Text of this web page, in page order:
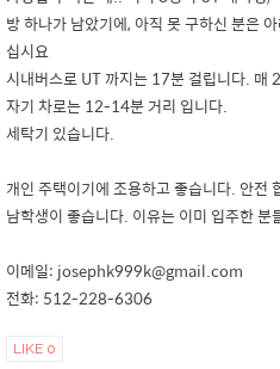
방 하나가 남았기에, 아직 못 구하신 분은
십시요
시내버스로 UT 까지는 17분 걸립니다. 매
자기 차로는 12-14분 거리 입니다.
세탁기 있습니다.
개인 주택이기에 조용하고 좋습니다. 안전
남학생이 좋습니다. 이유는 이미 입주한
이메일: josephk999k@gmail.com
전화: 512-228-6306
LIKE 0